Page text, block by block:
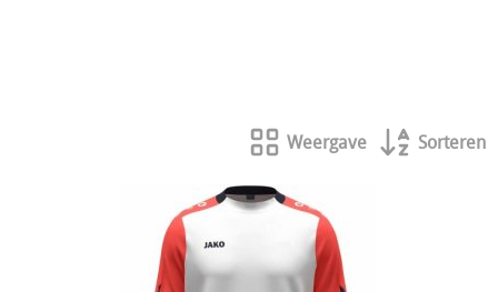
Weergave Sorteren